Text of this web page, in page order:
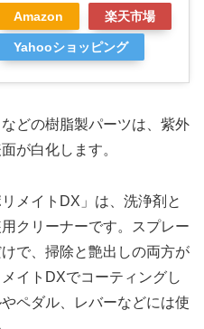
Amazon 楽天市場
Yahooショッピング
どの樹脂製パーツは、紫外
が白化します。
メイトDX」は、洗浄剤と
クリーナーです。スプレー
で、掃除と艶出しの両方が
イトDXでコーティングし
ペダル、レバーなどには使